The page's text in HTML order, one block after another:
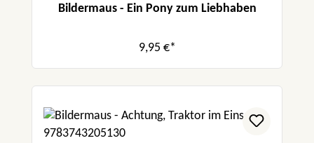
Bildermaus - Ein Pony zum Liebhaben
9,95 €*